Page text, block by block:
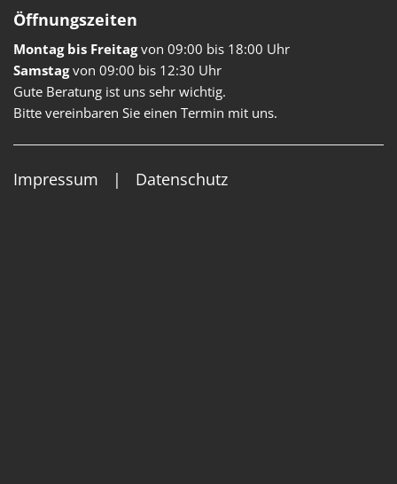
Öffnungszeiten
Montag bis Freitagvon 09:00 bis 18:00 Uhr
Samstagvon 09:00 bis 12:30 Uhr
Gute Beratung ist uns sehr wichtig.
Bitte vereinbaren Sie einen Termin mit uns.
Impressum | Datenschutz